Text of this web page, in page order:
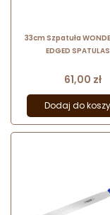
33cm Szpatuła
EDGED
Cena
61,00 zł
Dodaj do